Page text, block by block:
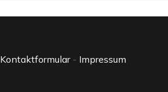
Kontaktformular- Impressum